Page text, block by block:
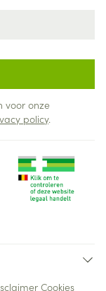
voor onze
policy.
Cookies